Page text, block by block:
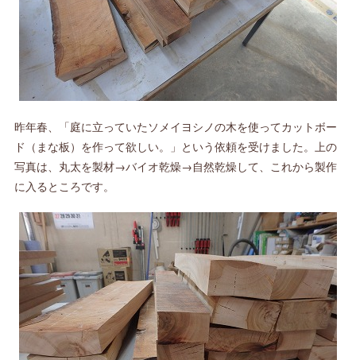
昨年春、「庭に立っていたソメイヨシノの木を使ってカットボー
ド（まな板）を作って欲しい。」という依頼を受けました。上の
写真は、丸太を製材→バイオ乾燥→自然乾燥して、これから製作
に入るところです。